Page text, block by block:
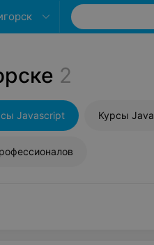
2
Javascript Курсы Java